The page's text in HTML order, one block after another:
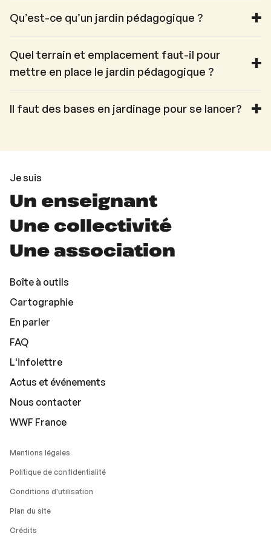
Qu’est-ce qu’un jardin pédagogique ?
Quel terrain et emplacement faut-il pour
mettre en place le jardin pédagogique ?
Il faut des bases en jardinage pour se lancer?
Je suis
Un enseignant
Une collectivité
Une association
Boîte à outils
Cartographie
En parler
FAQ
L'infolettre
Actus et événements
Nous contacter
WWF France
Mentions légales
Politique de confidentialité
Conditions d'utilisation
Plan du site
Crédits